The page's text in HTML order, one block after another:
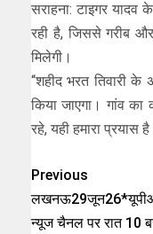
सराहना: टाइगर यादव
रही है, जिससे गरीब
मिलेगी।
“शहीद भरत तिवारी
किया जाएगा। गांव
रहे, यही हमारा प्रयास
Previous
न्यूज चैनल पर रात 10